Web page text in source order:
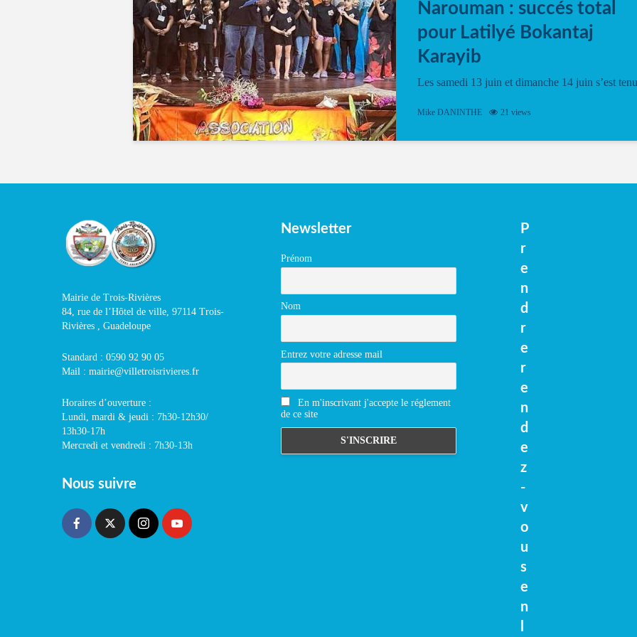
Narouman : succés total
pour Latilyé Bokantaj
Karayib
Les samedi 13 juin et dimanche 14 juin s’est tenu
vibrant à Pierrot Narouman, organisé par
spectacle de fin d’année, présenté à la salle...
Mike DANINTHE 21 views
Mairie de Trois-Rivières
84, rue de l’Hôtel de ville, 97114 Trois-
Rivières , Guadeloupe
Standard : 0590 92 90 05
Mail : mairie@villetroisrivieres.fr
Horaires d’ouverture :
Lundi, mardi & jeudi : 7h30-12h30/
13h30-17h
Mercredi et vendredi : 7h30-13h
Nous suivre
Newsletter
Prénom
Nom
Entrez votre adresse mail
En m'inscrivant j'accepte le réglement
de ce site
P
r
e
n
d
r
e
r
e
n
d
e
z
-
v
o
u
s
e
n